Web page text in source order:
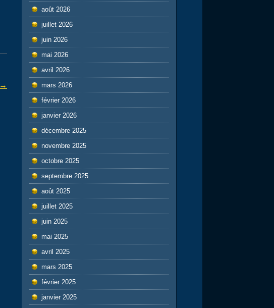
→
août 2026
juillet 2026
juin 2026
mai 2026
avril 2026
mars 2026
février 2026
janvier 2026
décembre 2025
novembre 2025
octobre 2025
septembre 2025
août 2025
juillet 2025
juin 2025
mai 2025
avril 2025
mars 2025
février 2025
janvier 2025